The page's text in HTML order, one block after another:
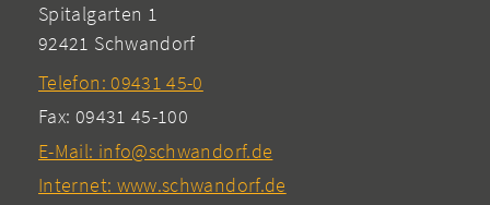
Spitalgarten 1
92421 Schwandorf
Telefon: 09431 45-0
Fax: 09431 45-100
E-Mail: info@schwandorf.de
Internet: www.schwandorf.de